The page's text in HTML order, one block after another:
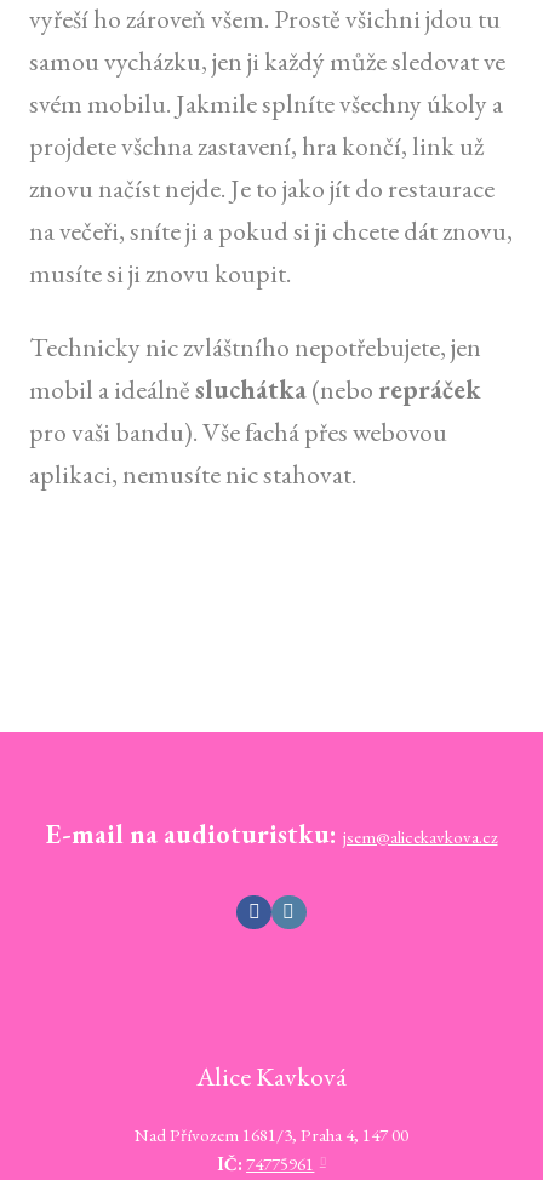
vyřeší ho zároveň všem. Prostě všichni jdou tu
samou vycházku, jen ji každý může sledovat ve
svém mobilu. Jakmile splníte všechny úkoly a
projdete všchna zastavení, hra končí, link už
znovu načíst nejde. Je to jako jít do restaurace
na večeři, sníte ji a pokud si ji chcete dát znovu,
musíte si ji znovu koupit.
Technicky nic zvláštního nepotřebujete, jen
mobil a ideálněsluchátka(nebo repráček
pro vaši bandu). Vše fachá přes webovou
aplikaci, nemusíte nic stahovat.
E-mail na audioturistku: jsem@alicekavkova.cz
Alice Kavková
Nad Přívozem 1681/3, Praha 4, 147 00
IČ: 74775961